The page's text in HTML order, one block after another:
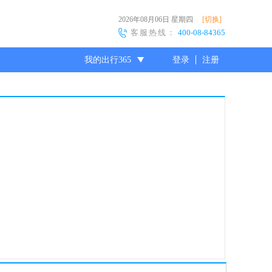
2026年08月06日 星期四 [切换]
客服热线： 400-08-84365
我的出行365 登录 注册